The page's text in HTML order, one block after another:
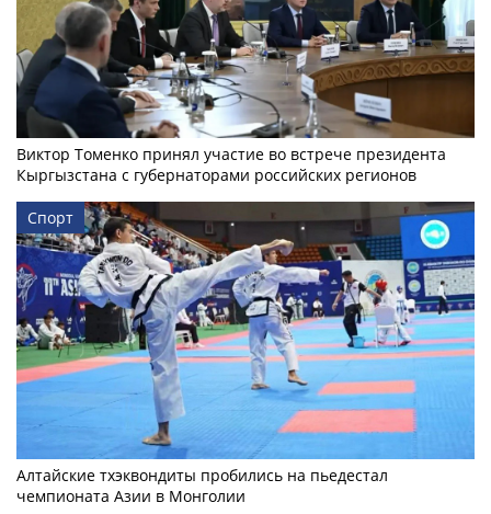
Виктор Томенко принял участие во встрече президента
Кыргызстана с губернаторами российских регионов
Спорт
Алтайские тхэквондиты пробились на пьедестал
чемпионата Азии в Монголии